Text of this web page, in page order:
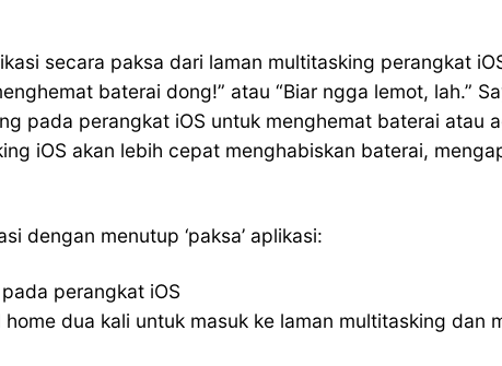
secara paksa dari laman multitasking perangkat
baterai dong!” atau “Biar ngga lemot, lah.”
pada perangkat iOS untuk menghemat baterai atau
iOS akan lebih cepat menghabiskan baterai,
dengan menutup ‘paksa’ aplikasi:
perangkat iOS
dua kali untuk masuk ke laman multitasking dan